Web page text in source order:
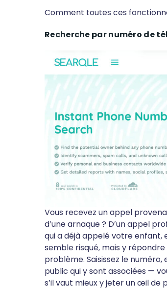
Comment toutes ces
Recherche par numéro de
Vous recevez un appel
d’une arnaque ? D’un appel
qui a déjà appelé votre enfant,
semble risqué, mais y
problème. Saisissez le
public qui y sont associées —
s’il vaut mieux y jeter un œil de